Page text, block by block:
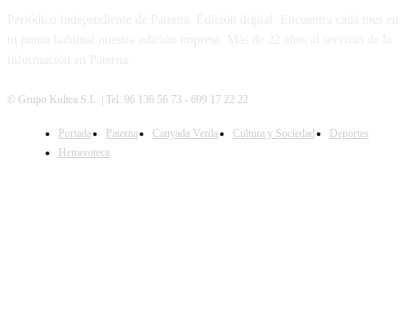
SÍGUENOS
© Grupo Kultea S.L. | Tel. 96 136 56 73 - 699 17 22 22
Portada Paterna Canyada Verda Cultura y Sociedad
Deportes
Hemeroteca